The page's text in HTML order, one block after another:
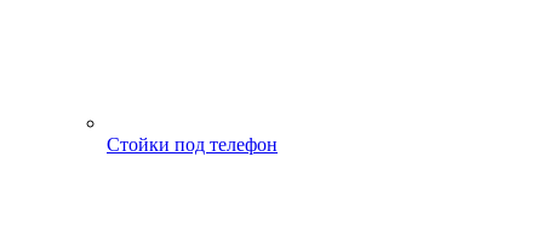
Стойки под телефон